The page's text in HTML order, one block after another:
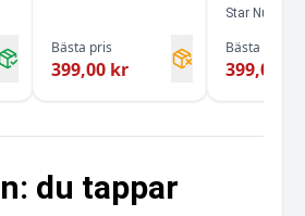
Bästa pris
399,00 kr
Star Nutrition
Bästa pris
399,00 kr
du tappar